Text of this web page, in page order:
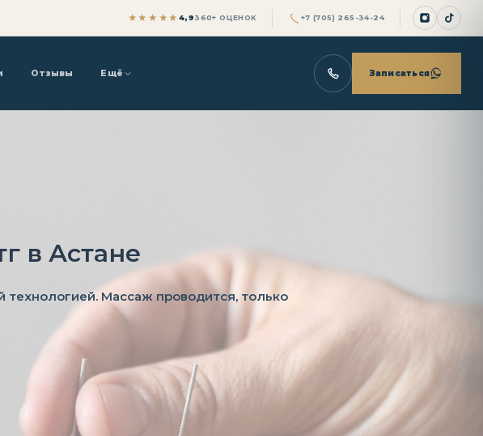
★★★★★4,9360+ ОЦЕНОК +7 (705) 265-34-24
Отзывы Ещё Записаться
в Астане
Массаж проводится, только